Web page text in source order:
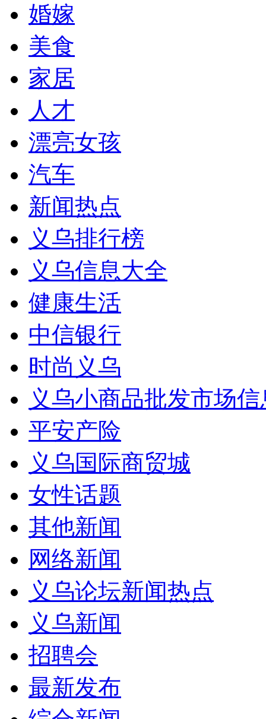
婚嫁
美食
家居
人才
漂亮女孩
汽车
新闻热点
义乌排行榜
义乌信息大全
健康生活
中信银行
时尚义乌
义乌小商品批发市场
平安产险
义乌国际商贸城
女性话题
其他新闻
网络新闻
义乌论坛新闻热点
义乌新闻
招聘会
最新发布